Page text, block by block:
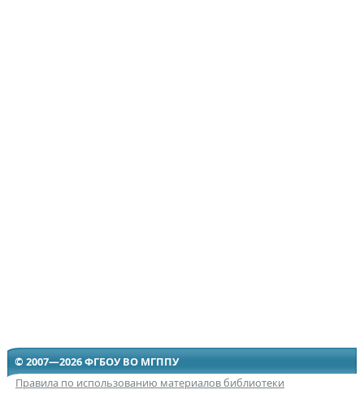
© 2007—2026 ФГБОУ ВО МГППУ
Правила по использованию материалов библиотеки